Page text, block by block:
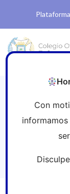
absoluta
para
Con